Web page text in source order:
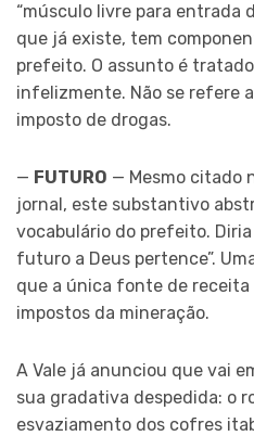
“músculo livre para entrada
que já existe, tem
prefeito. O assunto é
infelizmente. Não se refere
imposto de drogas.
— FUTURO — Mesmo citado
jornal, este substantivo
vocabulário do prefeito. Diria
futuro a Deus pertence”.
que a única fonte de
impostos da mineração.
A Vale já anunciou que vai
sua gradativa despedida: o
esvaziamento dos cofres